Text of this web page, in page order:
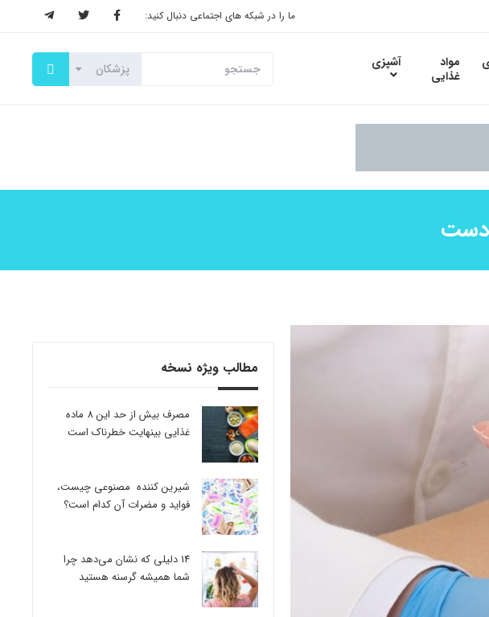
ما را در شبکه های اجتماعی دنبال کنید:
مواد
غذایی
آشپزی
دست
مطالب ویژه نسخه
مصرف بیش از حد این 8 ماده
غذایی بینهایت خطرناک است
شیرین کننده مصنوعی چیست،
فواید و مضرات آن کدام است؟
14 دلیلی که نشان می‌دهد چرا
شما همیشه گرسنه هستید